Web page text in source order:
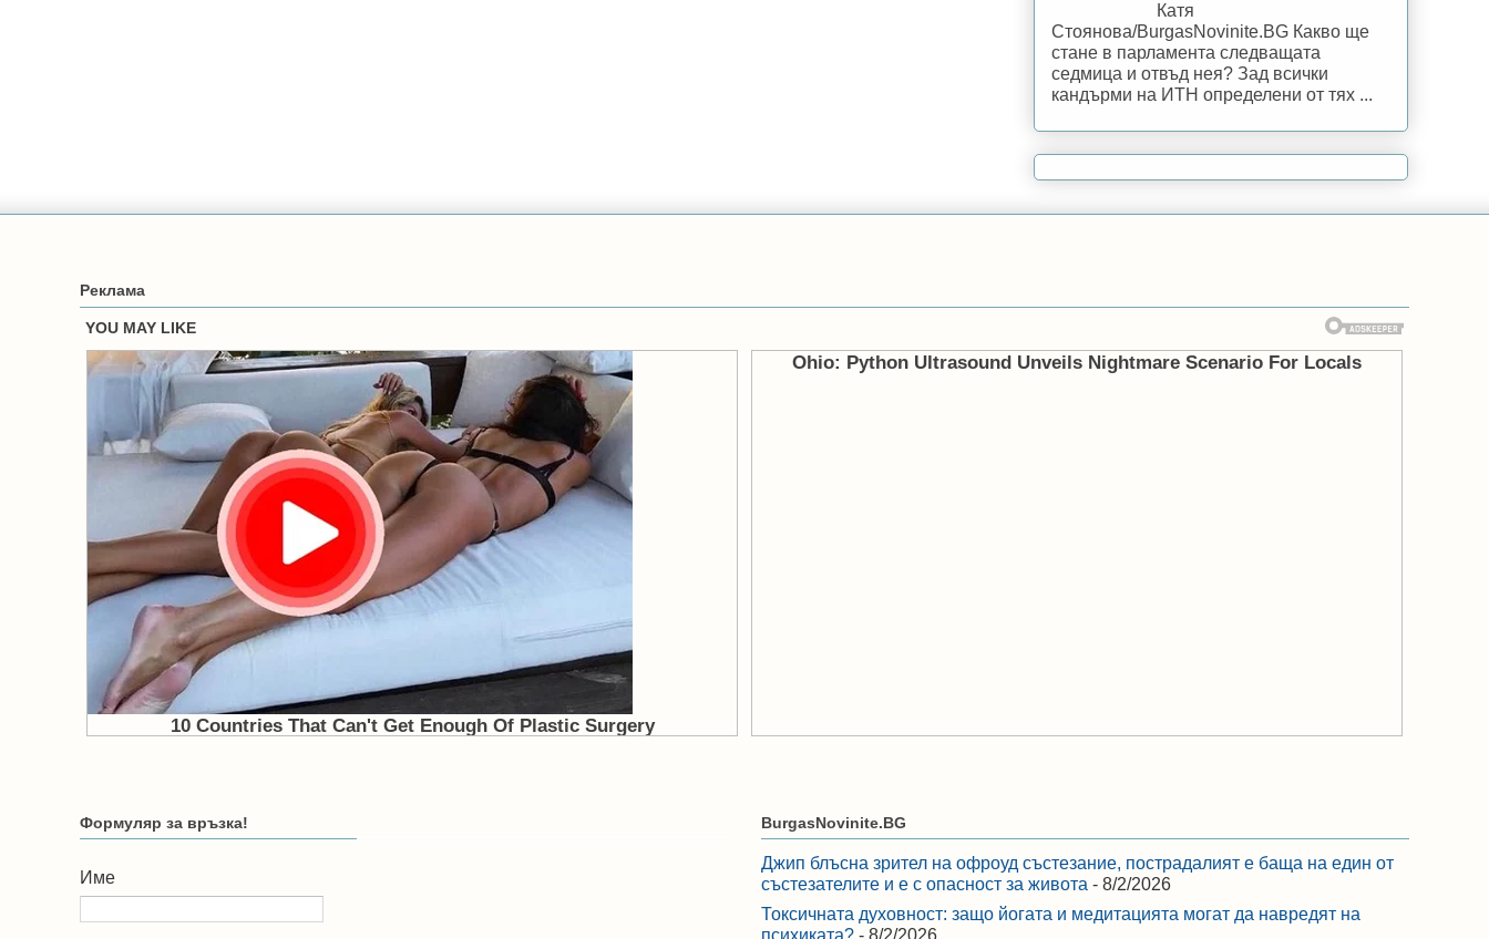
Катя
Стоянова/BurgasNovinite.BG Какво ще
стане в парламента следващата
седмица и отвъд нея? Зад всички
кандърми на ИТН определени от тях ...
Реклама
Формуляр за връзка!
Име
BurgasNovinite.BG
Джип блъсна зрител на офроуд състезание, пострадалият е баща на един от
състезателите и е с опасност за живота - 8/2/2026
Токсичната духовност: защо йогата и медитацията могат да навредят на